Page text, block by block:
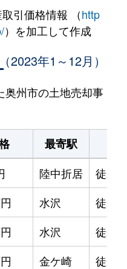
引価格情報 （http
）を加工して作成
2023年1～12月）
奥州市の土地売却事
最寄駅
陸中折居
徒歩1
水沢
徒歩
水沢
徒歩
金ケ崎
徒歩1